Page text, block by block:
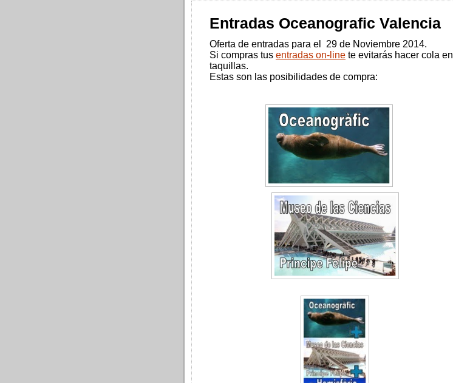
Entradas Oceanografic Valencia
Oferta de entradas para el 29 de Noviembre 2014.
Si compras tus entradas on-line te evitarás hacer cola en
taquillas.
Estas son las posibilidades de compra: